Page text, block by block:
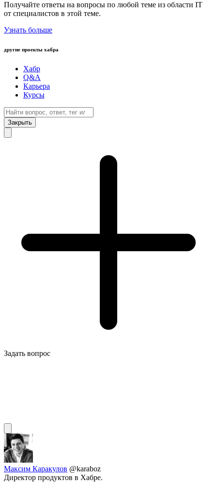
Получайте ответы на вопросы по любой теме из области IT
от специалистов в этой теме.
Узнать больше
другие проекты хабра
Хабр
Q&A
Карьера
Курсы
Закрыть
Задать вопрос
Максим Каракулов @karaboz
Директор продуктов в Хабре.